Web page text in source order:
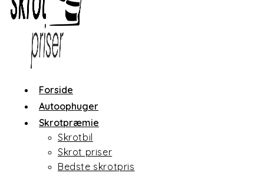
Forside
Autoophuger
Skrotpræmie
Skrotbil
Skrot priser
Bedste skrotpris